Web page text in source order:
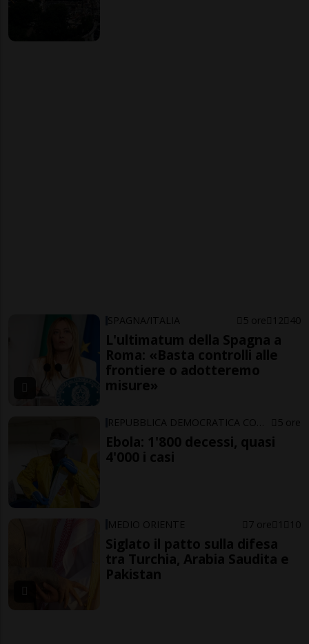
SPAGNA/ITALIA 5 ore 12 40
L'ultimatum della Spagna a
Roma: «Basta controlli alle
frontiere o adotteremo
misure»
5 ore
Ebola: 1'800 decessi, quasi
4'000 i casi
MEDIO ORIENTE 7 ore 1 10
Siglato il patto sulla difesa
tra Turchia, Arabia Saudita e
Pakistan